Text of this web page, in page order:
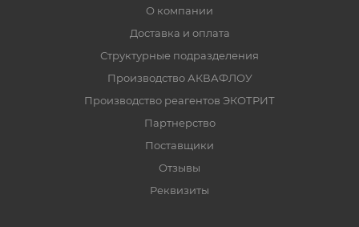
О компании
Доставка и оплата
Структурные подразделения
Производство АКВАФЛОУ
Производство реагентов ЭКОТРИТ
Партнерство
Поставщики
Отзывы
Реквизиты